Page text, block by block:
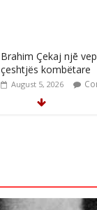
Brahim Çekaj njē
çeshtjës kombëtare
August 5, 2026
e invalidëve në